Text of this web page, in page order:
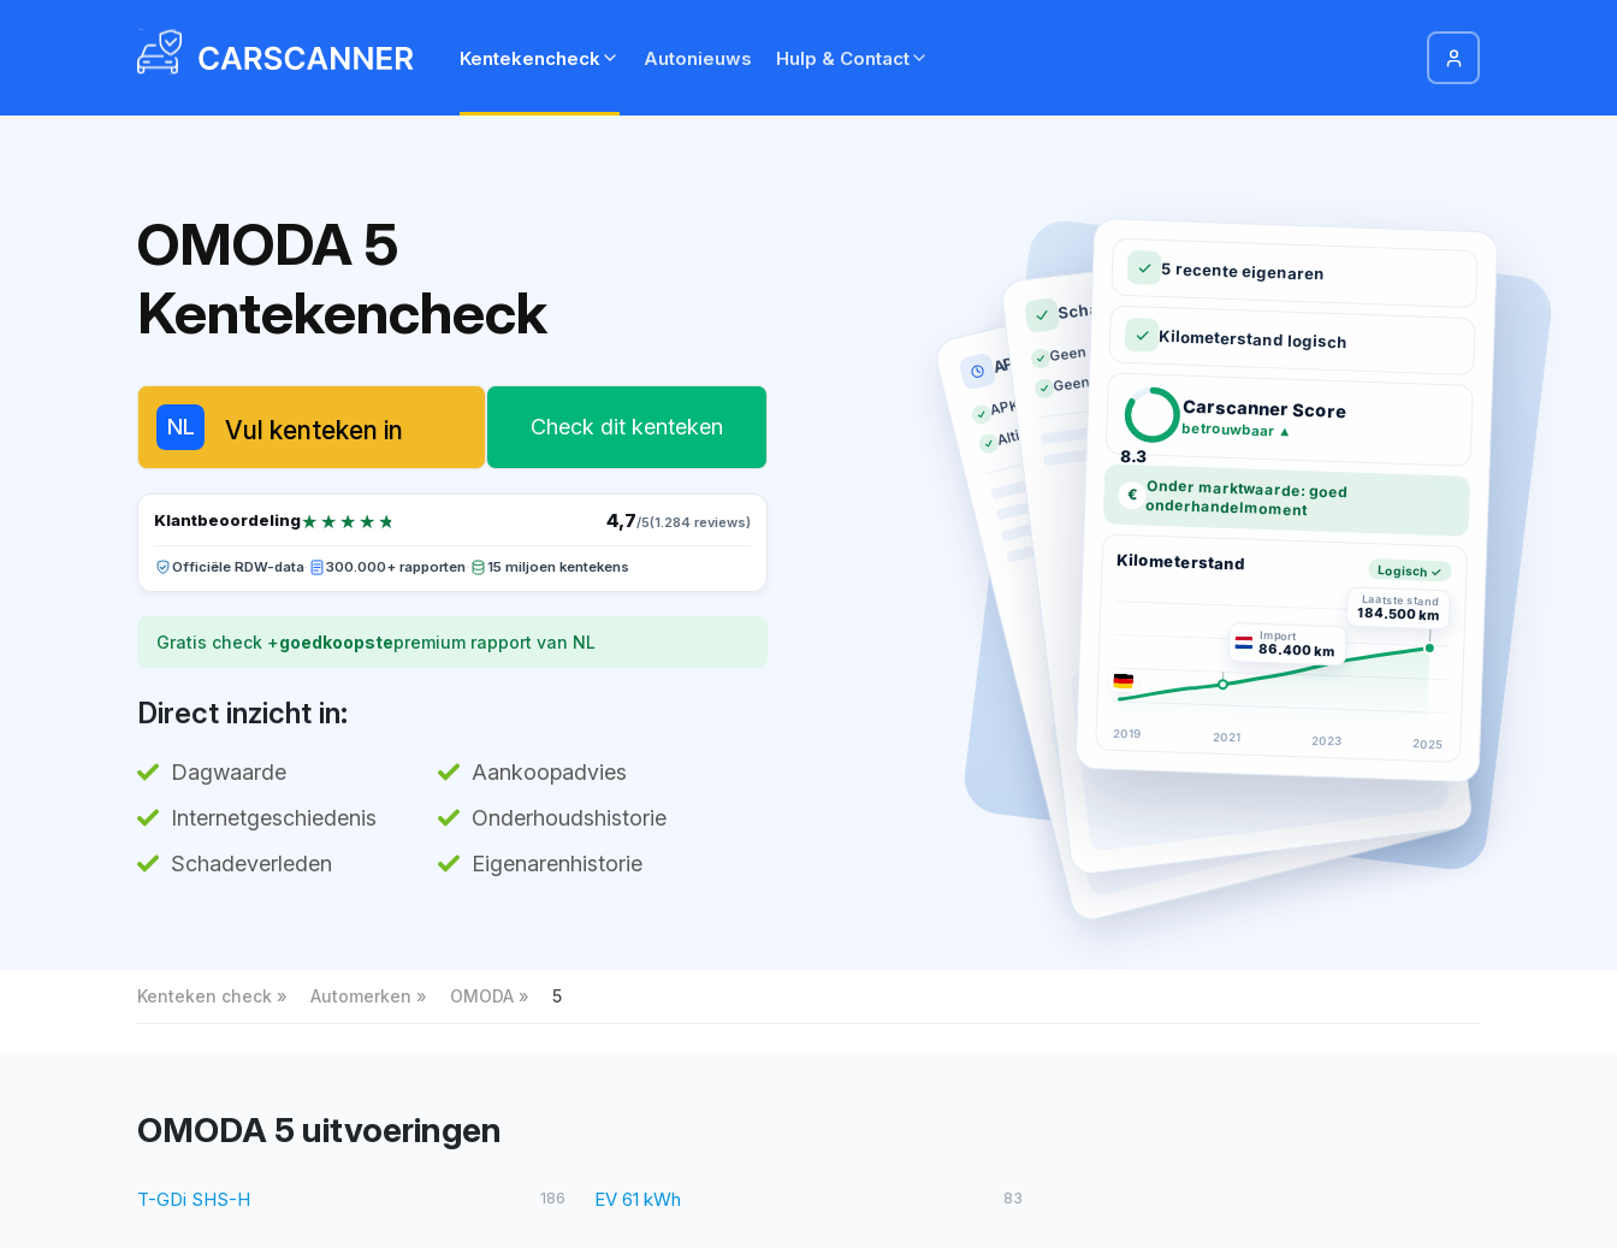
Kentekencheck Autonieuws Hulp & Contact
OMODA 5
Kentekencheck
NL Check dit kenteken
Klantbeoordeling★★★★★
★★★★★ 4,7/5(1.284 reviews)
Officiële RDW-data· 300.000+ rapporten· 15 miljoen kentekens
Gratis check +goedkoopstepremium rapport van NL
Direct inzicht in:
Dagwaarde
Aankoopadvies
Internetgeschiedenis
Onderhoudshistorie
Schadeverleden
Eigenarenhistorie
APK historie
APK geldig tot 03-2026
Altijd op tijd gekeurd
Schadeverleden
Geen schade geregistreerd
Geen total loss gemeld
5 recente eigenaren
Kilometerstand logisch
8.3
Carscanner Score
betrouwbaar ▲
€ Onder marktwaarde: goed
onderhandelmoment
Kilometerstand Logisch ✓
Laatste stand
184.500 km
Import
86.400 km
2019 2021 2023 2025
Kenteken check Automerken OMODA 5
OMODA 5 uitvoeringen
T-GDi SHS-H 186 EV 61 kWh 83